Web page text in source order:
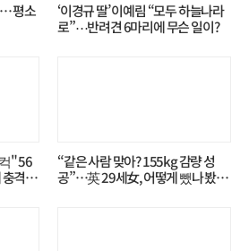
평소
‘이경규 딸’ 이예림 “모두 하늘나라
로”⋯반려견 6마리에 무슨 일이?
" 56
충격…
“같은 사람 맞아? 155kg 감량 성
공”…英 29세女, 어떻게 뺐나 봤더